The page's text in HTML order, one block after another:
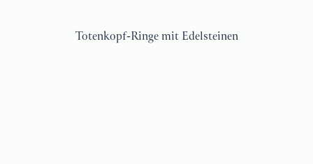
Totenkopf-Ringe mit Edelsteinen